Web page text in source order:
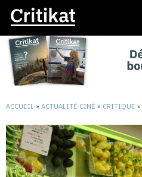
ACCUEIL » ACTUALITÉ CINÉ » CRITIQUE »